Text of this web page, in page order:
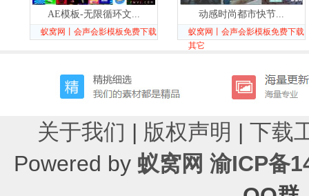
AE模板-无限循环文...
蚁窝网丨会声会影模板免费下载
动感时尚都市快节...
蚁窝网丨会声会影模板免费下载
其它
关于我们 | 版权声明 | 下载
Powered by 蚁窝网 渝ICP备